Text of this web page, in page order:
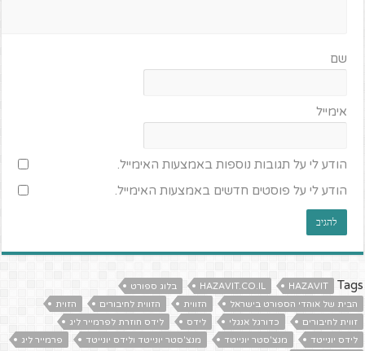
שם
אימייל
הודע לי על תגובות נוספות באמצעות האימייל.
הודע לי על פוסטים חדשים באמצעות האימייל.
Tags
HAZAVIT
HAZAVIT.CO.IL
בלוג ספורט
הבית של אוהדי הספורט בישראל
הזווית הזווית לחיבורים
הזוית
זווית לחיבורים
כדורגל אנגלי לידס
לידס חוזרת לפרמייר ליג
לידס יונייטד
מנצ'סטר יונייטד מנצ'סטר יונייטד ולידס יונייטד
פרמייר ליג